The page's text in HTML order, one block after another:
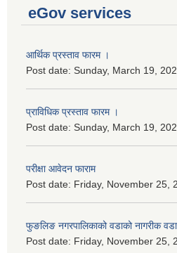
eGov services
आर्थिक प्रस्ताव फारम ।
Post date: Sunday, March 19,
प्राविधिक प्रस्ताव फारम ।
Post date: Sunday, March 19,
परीक्षा आवेदन फाराम
Post date: Friday, November 25,
फुङलिङ नगरपालिकाको वडाको नागरीक
Post date: Friday, November 25,